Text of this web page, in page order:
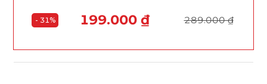
199.000 ₫ 289.000 ₫
- 31%